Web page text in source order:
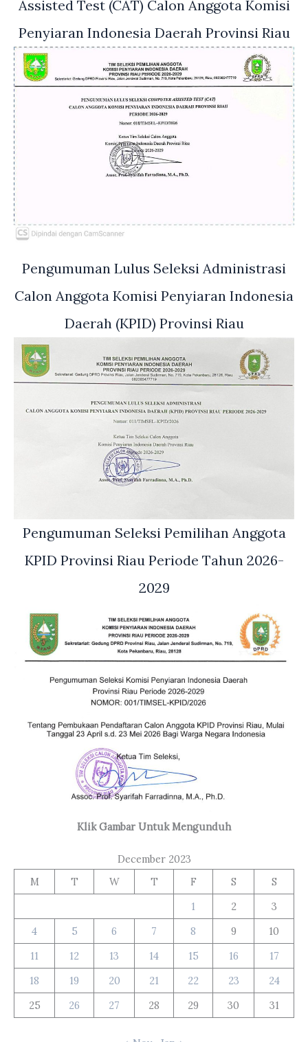
Assisted Test (CAT) Calon Anggota Komisi
Penyiaran Indonesia Daerah Provinsi Riau
Pengumuman Lulus Seleksi Administrasi
Calon Anggota Komisi Penyiaran Indonesia
Daerah (KPID) Provinsi Riau
Pengumuman Seleksi Pemilihan Anggota
KPID Provinsi Riau Periode Tahun 2026-
2029
Klik Gambar Untuk Mengunduh
December 2023
M
T W T F S
S
1
2
3
4
5 6 7 8 9
10
11
12 13 14 15 16
17
18
19 20 21 22 23
24
25
26 27 28 29 30 31